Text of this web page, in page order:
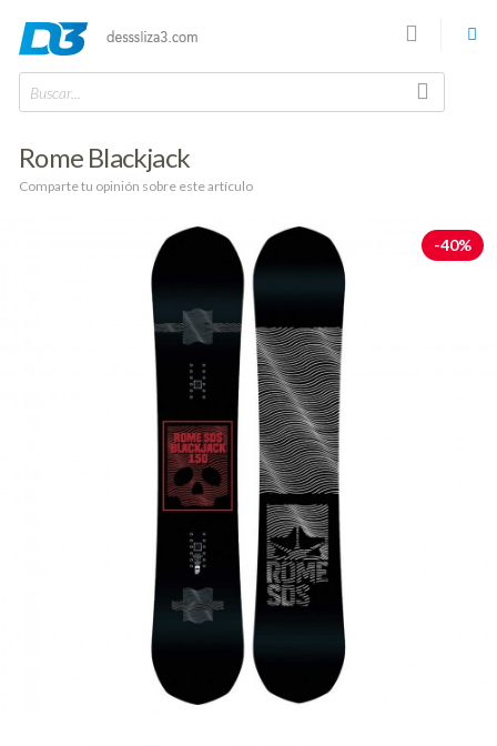
Buscar...
Rome Blackjack
Comparte tu opinión sobre este artículo
-40%